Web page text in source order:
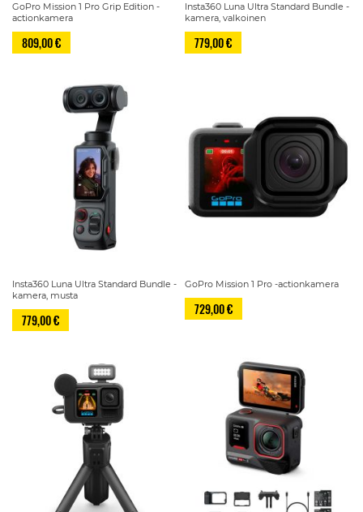
GoPro Mission 1 Pro Grip Edition -
actionkamera
809,00 €
Insta360 Luna Ultra Standard Bundle -
kamera, valkoinen
779,00 €
Insta360 Luna Ultra Standard Bundle -
kamera, musta
779,00 €
GoPro Mission 1 Pro -actionkamera
729,00 €